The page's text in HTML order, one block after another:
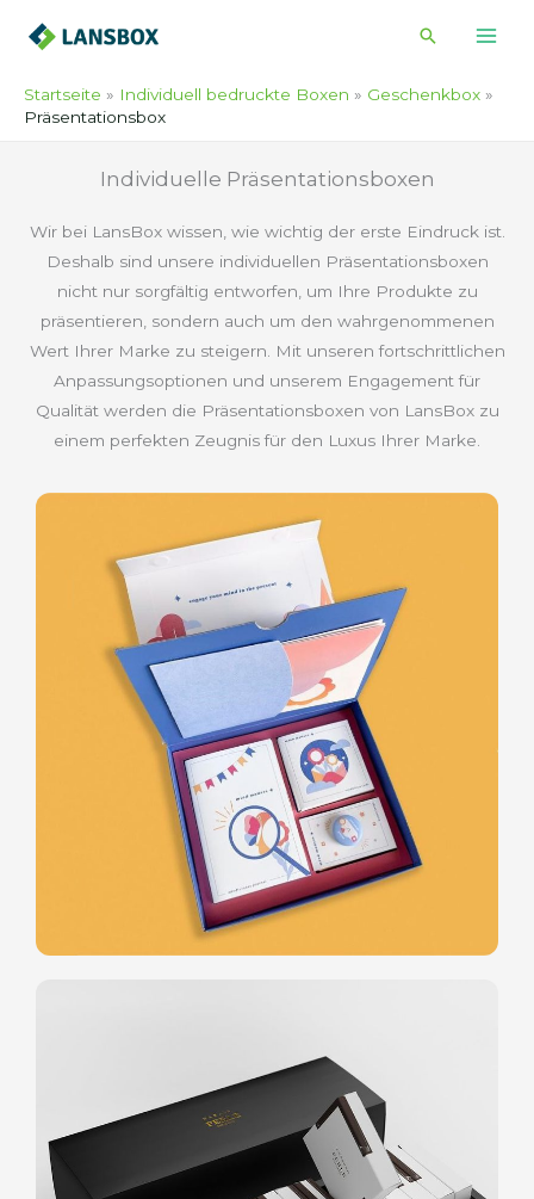
Inhalt
Suche
Startseite Individuell bedruckte Boxen
Geschenkbox
Präsentationsbox
Individuelle Präsentationsboxen
Wir bei LansBox wissen, wie wichtig der erste Eindruck ist.
Deshalb sind unsere individuellen Präsentationsboxen
nicht nur sorgfältig entworfen, um Ihre Produkte zu
präsentieren, sondern auch um den wahrgenommenen
Wert Ihrer Marke zu steigern. Mit unseren fortschrittlichen
Anpassungsoptionen und unserem Engagement für
Qualität werden die Präsentationsboxen von LansBox zu
einem perfekten Zeugnis für den Luxus Ihrer Marke.